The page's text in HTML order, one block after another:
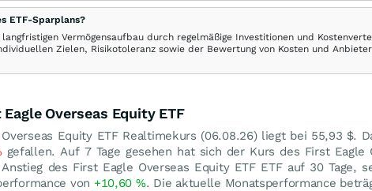
ETF-Sparplans?
Vermögensaufbau durch regelmäßige Investitionen und
Zielen, Risikotoleranz sowie der Bewertung von Kosten und
Overseas Equity ETF
Equity ETF Realtimekurs (06.08.26) liegt bei 55,93 $.
gefallen. Auf 7 Tage gesehen hat sich der Kurs des First Eagle
des First Eagle Overseas Equity ETF ETF auf 30 Tage,
von +10,60 %. Die aktuelle Monatsperformance